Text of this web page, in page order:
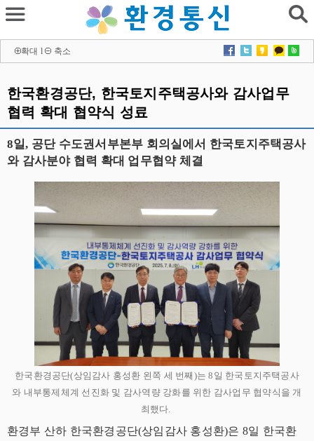
확대 l 축소
한국환경공단, 한국토지주택공사와 감사업무
협력 확대 협약식 성료
8일, 공단 수도권서부본부 회의실에서 한국토지주택공사
와 감사분야 협력 확대 업무협약 체결
한국환경공단(상임감사 홍성환 왼쪽 세 번째)는 8일 한국토지주택공사
와 내부통제체계 선진화 및 감사역량 강화를 위한 감사업무 협약식을 개
최했다.
환경부 산하 한국환경공단(상임감사 홍성환)은 8일 한국환